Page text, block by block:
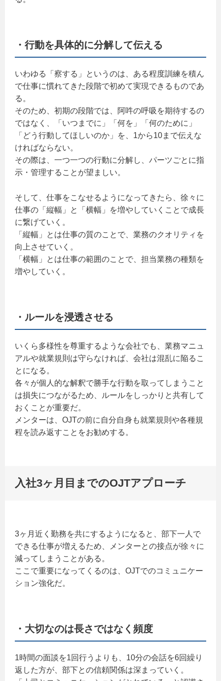
・行動を具体的に分解して伝える
いわゆる「察する」というのは、ある程度訓練を積ん
で仕事に慣れてきた段階で初めて実現できるものであ
る。
そのため、初期の段階では、阿吽の呼吸を期待するの
ではなく、「いつまでに」「何を」「何のために」
「どう行動してほしいのか」を、1から10まで伝えな
ければならない。
その際は、一つ一つの行動に分解し、パーツごとに指
示・管理することが望ましい。
そして、仕事をこなせるようになってきたら、徐々に
仕事の「縦幅」と「横幅」を増やしていくことで成長
に繋げていく。
「縦幅」とは仕事の質のことで、業務のクオリティを
向上させていく。
「横幅」とは仕事の範囲のことで、担当業務の種類を
増やしていく。
・ルールを浸透させる
いくら多様性を尊重するような会社でも、業務マニュ
アルや就業規則は守らなければ、会社は混乱に陥るこ
とになる。
各々が個人的な解釈で勝手な行動を取ってしまうこと
は損失につながるため、ルールをしっかりと共有して
おくことが重要だ。
メンターは、OJTの前に自分自身も就業規則や各種規
程を読み返すことをお勧めする。
入社3ヶ月目までのOJTアプローチ
3ヶ月近く勤務を共にするようになると、部下一人で
できる仕事が増えるため、メンターとの接点が徐々に
減ってしまうことがある。
ここで重要になってくるのは、OJTでのコミュニケー
ション強化だ。
・大切なのは長さではなく頻度
1時間の面談を1回行うよりも、10分の会話を6回繰り
返した方が、部下との信頼関係は深まっていく。